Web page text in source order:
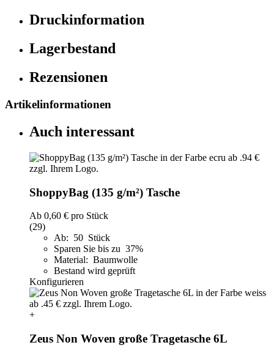
Druckinformation
Lagerbestand
Rezensionen
Artikelinformationen
Auch interessant
ShoppyBag (135 g/m²) Tasche
Ab 0,60 € pro Stück
(29)
Ab: 50 Stück
Sparen Sie bis zu 37%
Material: Baumwolle
Bestand wird geprüft
Konfigurieren
+
Zeus Non Woven große Tragetasche 6L